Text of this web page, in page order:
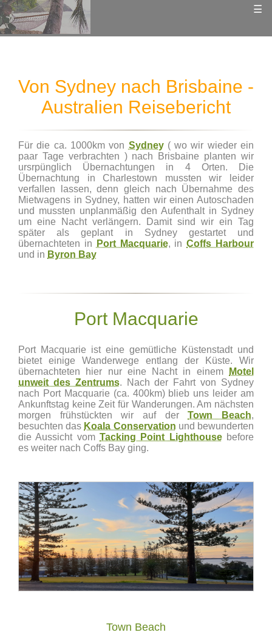
☰
Von Sydney nach Brisbaine -
Australien Reisebericht
Für die ca. 1000km von Sydney( wo wir wieder ein
paar Tage verbrachten ) nach Brisbaine planten wir
ursrpünglich Übernachtungen in 4 Orten. Die
Übernachtung in Charlestown mussten wir leider
verfallen lassen, denn gleich nach Übernahme des
Mietwagens in Sydney, hatten wir einen Autoschaden
und mussten unplanmäßig den Aufenthalt in Sydney
um eine Nacht verlängern. Damit sind wir ein Tag
später als geplant in Sydney gestartet und
übernachteten in
Port Macquarie, inCoffs Harbour
und in Byron Bay
Port Macquarie
Port Macquarie ist eine gemütliche Küstenstadt und
bietet einige Wanderwege entlang der Küste. Wir
übernachteten hier nur eine Nacht in einem
Motel
unweit des Zentrums. Nach der Fahrt von Sydney
nach Port Macquarie (ca. 400km) blieb uns leider am
Ankunftstag keine Zeit für Wanderungen. Am nächsten
morgen frühstückten wir auf derTown Beach,
besuchten das Koala Conservation und bewunderten
die Aussicht vom Tacking Point Lighthousebefore
es weiter nach Coffs Bay ging.
Town Beach